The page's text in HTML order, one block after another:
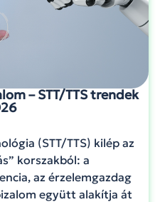
– STT/TTS trendek
(STT/TTS) kilép az
korszakból: a
az érzelemgazdag
együtt alakítja át